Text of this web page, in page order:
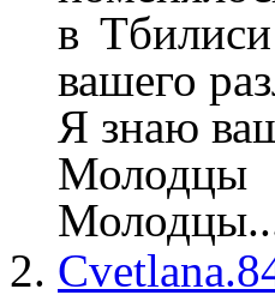
в
вашего
Я знаю